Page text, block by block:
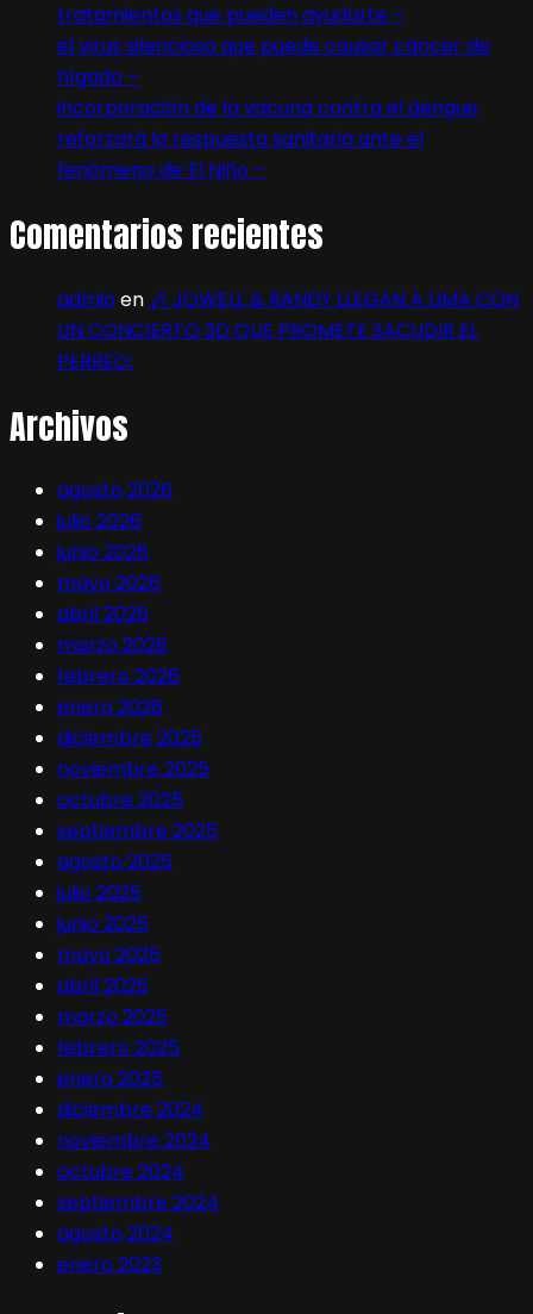
tratamientos que pueden ayudarte –
el virus silencioso que puede causar cáncer de
hígado –
incorporación de la vacuna contra el dengue
reforzará la respuesta sanitaria ante el
fenómeno de El Niño –
Comentarios recientes
adminen 🎶 JOWELL & RANDY LLEGAN A LIMA CON
UN CONCIERTO 3D QUE PROMETE SACUDIR EL
PERREO:
Archivos
agosto 2026
julio 2026
junio 2026
mayo 2026
abril 2026
marzo 2026
febrero 2026
enero 2026
diciembre 2025
noviembre 2025
octubre 2025
septiembre 2025
agosto 2025
julio 2025
junio 2025
mayo 2025
abril 2025
marzo 2025
febrero 2025
enero 2025
diciembre 2024
noviembre 2024
octubre 2024
septiembre 2024
agosto 2024
enero 2023